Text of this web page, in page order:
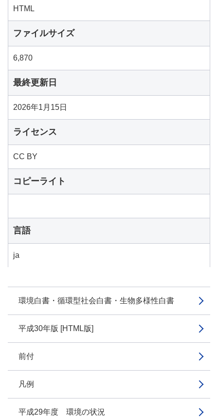
環境白書・循環型社会白書・生物多様性白書
平成30年版 [HTML版]
前付
凡例
平成29年度 環境の状況
HTML
ファイルサイズ
6,870
最終更新日
2026年1月15日
ライセンス
CC BY
コピーライト
言語
ja